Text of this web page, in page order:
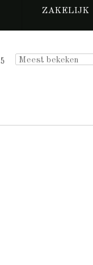
ZAKELIJK
5